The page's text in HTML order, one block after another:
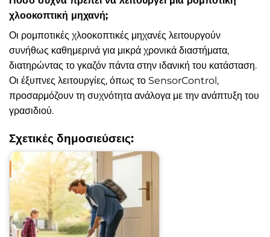
χλοοκοπτική μηχανή;
Οι ρομποτικές χλοοκοπτικές μηχανές λειτουργούν
συνήθως καθημερινά για μικρά χρονικά διαστήματα,
διατηρώντας το γκαζόν πάντα στην ιδανική του κατάσταση.
Οι έξυπνες λειτουργίες, όπως το SensorControl,
προσαρμόζουν τη συχνότητα ανάλογα με την ανάπτυξη του
γρασιδιού.
Σχετικές δημοσιεύσεις: